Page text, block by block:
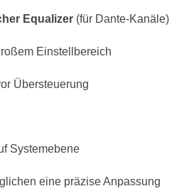
Equalizer(für Dante-Kanäle)
Einstellbereich
Übersteuerung
Systemebene
eine präzise Anpassung